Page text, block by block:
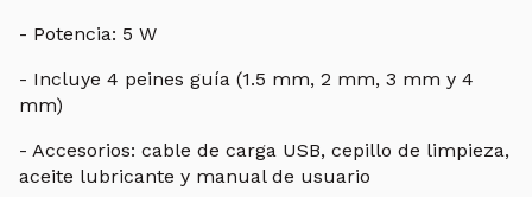
- Potencia: 5 W
- Incluye 4 peines guía (1.5 mm, 2 mm, 3 mm y 4
mm)
- Accesorios: cable de carga USB, cepillo de limpieza,
aceite lubricante y manual de usuario